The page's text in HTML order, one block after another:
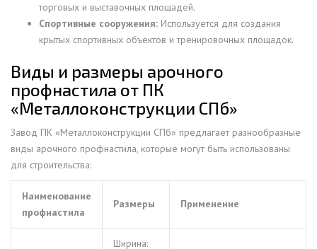
торговых и выставочных площадей.
Спортивные сооружения: Используется для создания
крытых спортивных объектов и тренировочных площадок.
Виды и размеры арочного
профнастила от ПК
«Металлоконструкции СПб»
Завод ПК «Металлоконструкции СПб» предлагает разнообразные
виды арочного профнастила, которые могут быть использованы
для строительства:
Наименование
профнастила
Размеры Применение
Ширина: